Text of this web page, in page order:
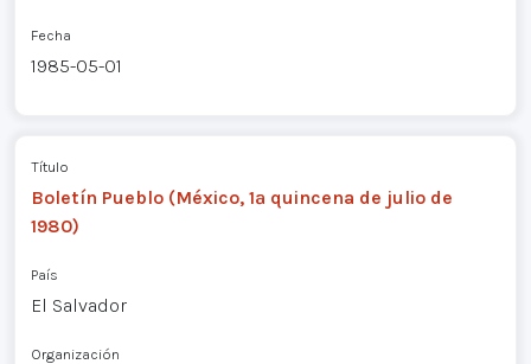
Fecha
1985-05-01
Título
Boletín Pueblo (México, 1ª quincena de julio de
1980)
País
El Salvador
Organización